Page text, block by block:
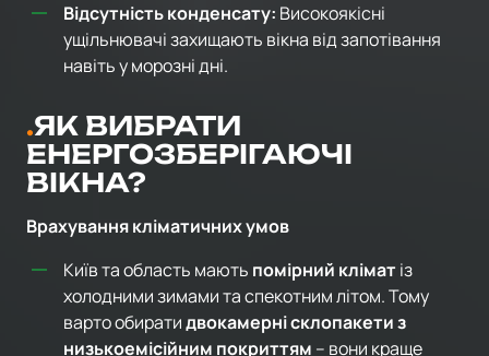
Відсутність конденсату: Високоякісні
ущільнювачі захищають вікна від запотівання
навіть у морозні дні.
ЯК ВИБРАТИ
ЕНЕРГОЗБЕРІГАЮЧІ
ВІКНА?
Врахування кліматичних умов
Київ та область мають помірний клімат із
холодними зимами та спекотним літом. Тому
варто обиратидвокамерні склопакети з
низькоемісійним покриттям – вони краще